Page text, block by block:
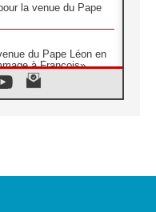
la venue du Pape
du Pape Léon en
à François»
81 ans après,